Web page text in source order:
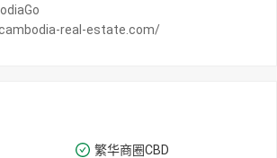
real-estate.com/
繁华商圈​​CBD